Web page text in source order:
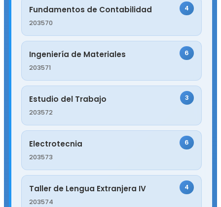
Fundamentos de Contabilidad
203570
4
Ingeniería de Materiales
203571
6
Estudio del Trabajo
203572
3
Electrotecnia
203573
6
Taller de Lengua Extranjera IV
203574
4